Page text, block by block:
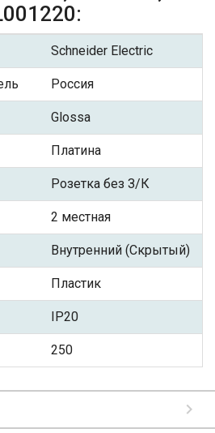
Schneider Electric
Россия
Glossa
Платина
Розетка без З/К
2 местная
Внутренний (Скрытый)
Пластик
IP20
250